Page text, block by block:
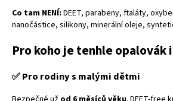
Co tam NENÍ: DEET, parabeny, ftaláty,
nanočástice, silikony, minerální oleje,
Pro koho je tenhle opalovák
✅ Pro rodiny s malými dětmi